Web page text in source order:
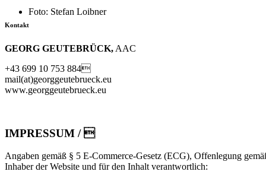
Foto: Stefan Loibner
Kontakt
GEORG GEUTEBRÜCK, AAC
+43 699 10 753 884
mail(at)georggeutebrueck.eu
www.georggeutebrueck.eu
IMPRESSUM / 
Angaben gemäß § 5 E-Commerce-Gesetz (ECG), Offenlegung
Inhaber der Website und für den Inhalt verantwortlich: